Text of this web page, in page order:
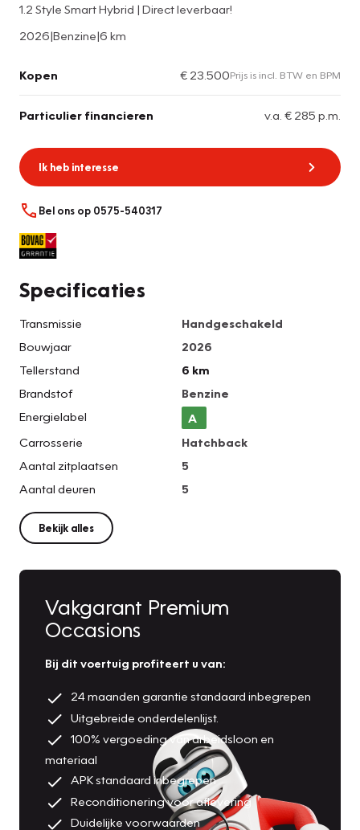
1.2 Style Smart Hybrid | Direct leverbaar!
2026|Benzine|6 km
Kopen € 23.500Prijs is incl. BTW en BPM
Particulier financieren v.a. € 285 p.m.
Ik heb interesse
Bel ons op 0575-540317
Specificaties
Transmissie
Handgeschakeld
Bouwjaar
2026
Tellerstand
6 km
Brandstof
Benzine
Energielabel
A
Carrosserie
Hatchback
Aantal zitplaatsen
5
Aantal deuren
5
Bekijk alles
Vakgarant Premium
Occasions
Bij dit voertuig profiteert u van:
24 maanden garantie standaard inbegrepen
Uitgebreide onderdelenlijst.
100% vergoeding van arbeidsloon en
materiaal
APK standaard inbegrepen
Reconditionering voor aflevering
Duidelijke voorwaarden